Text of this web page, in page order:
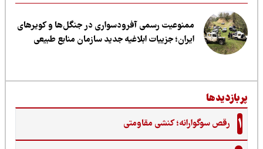
ممنوعیت رسمی آفرودسواری در جنگل‌ها و کویرهای
ایران؛ جزییات ابلاغیه جدید سازمان منابع طبیعی
رقص سوگوارانه؛ کنشی مقاومتی